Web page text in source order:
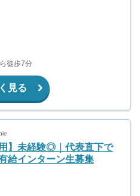
徒歩7分
見る
用】未経験◎｜代表直下で
給インターン生募集